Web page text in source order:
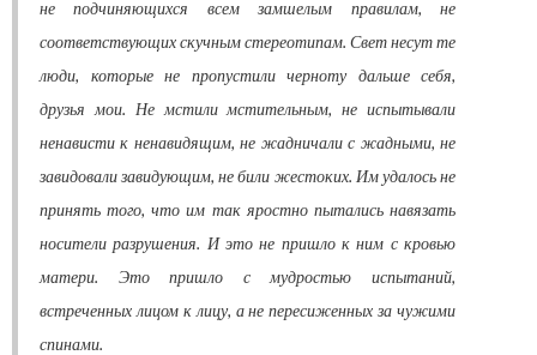
не подчиняющихся всем замшелым правилам, не
соответствующих скучным стереотипам. Свет несут те
люди, которые не пропустили черноту дальше себя,
друзья мои. Не мстили мстительным, не испытывали
ненависти к ненавидящим, не жадничали с жадными, не
завидовали завидующим, не били жестоких. Им удалось не
принять того, что им так яростно пытались навязать
носители разрушения. И это не пришло к ним с кровью
матери. Это пришло с мудростью испытаний,
встреченных лицом к лицу, а не пересиженных за чужими
спинами.